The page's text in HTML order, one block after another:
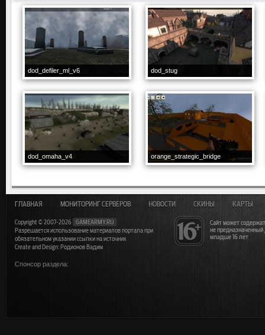
dod_defiler_ml_v6 dod_stug
dod_omaha_v4 orange_strategic_bridge
Сайт может
не
младше 16 лет
ГЛАВНАЯ МОНИТОРИНГ СЕРВЕРОВ НОВОСТИ СКИНЫ КАРТЫ
Copyright © 2007-2026
GAMEARMY.RU
Разрешается использование материалов портала при
обязательном указании ссылки на источник
Create and Design: Родионов Вадим
Спонсор раздела: